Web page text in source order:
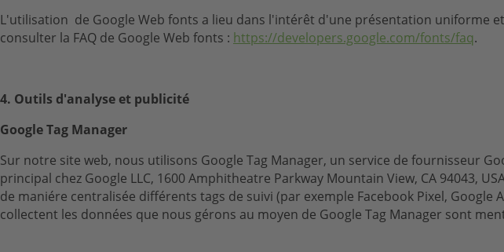
L'utilisation de Google Web fonts a lieu dans l'intérêt d'une présentation uniforme
consulter la FAQ de Google Web fonts : https://developers.google.com/fonts/faq.
4. Outils d'analyse et publicité
Google Tag Manager
Sur notre site web, nous utilisons Google Tag Manager, un service de fournisseur
principal chez Google LLC, 1600 Amphitheatre Parkway Mountain View, CA 94043,
de maniére centralisée différents tags de suivi (par exemple Facebook Pixel,
collectent les données que nous gérons au moyen de Google Tag Manager sont